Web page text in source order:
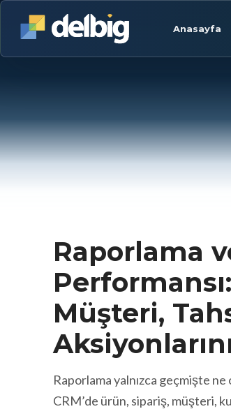
Anasayfa
Raporlama
Müşteri,
Raporlama yalnızca geçmişte
CRM’de ürün, sipariş, müşteri,